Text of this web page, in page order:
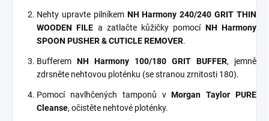
Nehty upravte pilníkem NH Harmony 240/240 GRIT THIN
WOODEN FILE a zatlačte kůžičky pomocí NH Harmony
SPOON PUSHER & CUTICLE REMOVER.
Bufferem NH Harmony 100/180 GRIT BUFFER, jemně
zdrsněte nehtovou ploténku (se stranou zrnitosti 180).
Pomocí navlhčených tamponů vMorgan Taylor PURE
Cleanse, očistěte nehtové ploténky.